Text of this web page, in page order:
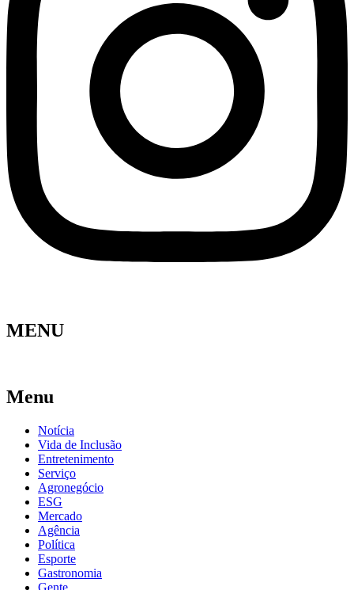
MENU
Menu
Notícia
Vida de Inclusão
Entretenimento
Serviço
Agronegócio
ESG
Mercado
Agência
Política
Esporte
Gastronomia